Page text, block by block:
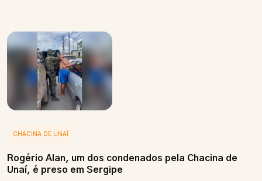
CHACINA DE UNAÍ
Rogério Alan, um dos condenados pela Chacina de
Unaí, é preso em Sergipe